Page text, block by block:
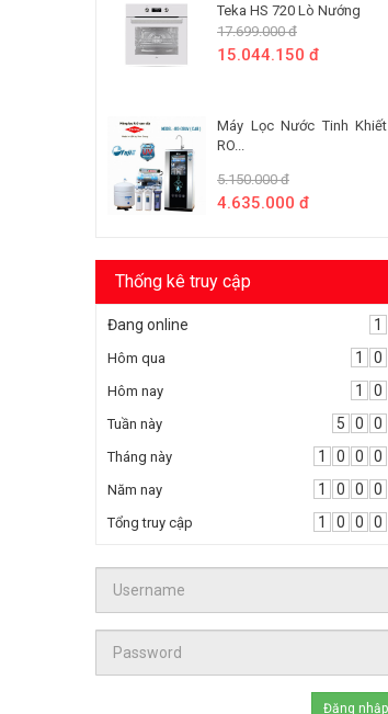
Teka HS 720 Lò Nướng
17.699.000 đ
15.044.150 đ
Máy Lọc Nước Tinh Khiết
RO...
5.150.000 đ
4.635.000 đ
Thống kê truy cập
Đang online 1
Hôm qua 1 0
Hôm nay 1 0
Tuần này 5 0 0
Tháng này 1 0 0 0
Năm nay 1 0 0 0
Tổng truy cập 1 0 0 0